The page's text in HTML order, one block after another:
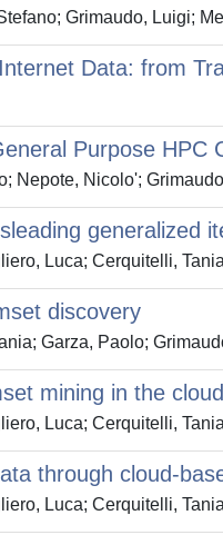
Grimaudo, Luigi;
Data: from
Purpose HPC
Nepote, Nicolo';
generalized
Luca; Cerquitelli,
discovery
Garza, Paolo;
mining in the cloud
Luca; Cerquitelli,
through cloud-
Luca; Cerquitelli,